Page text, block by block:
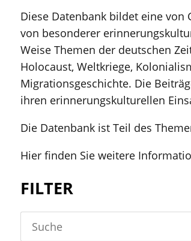
Diese Datenbank bildet eine
von besonderer
Weise Themen der deutschen
Holocaust, Weltkriege,
Migrationsgeschichte. Die
ihren erinnerungskulturellen
Die Datenbank ist Teil des
Hier finden Sie weitere
FILTER
nach